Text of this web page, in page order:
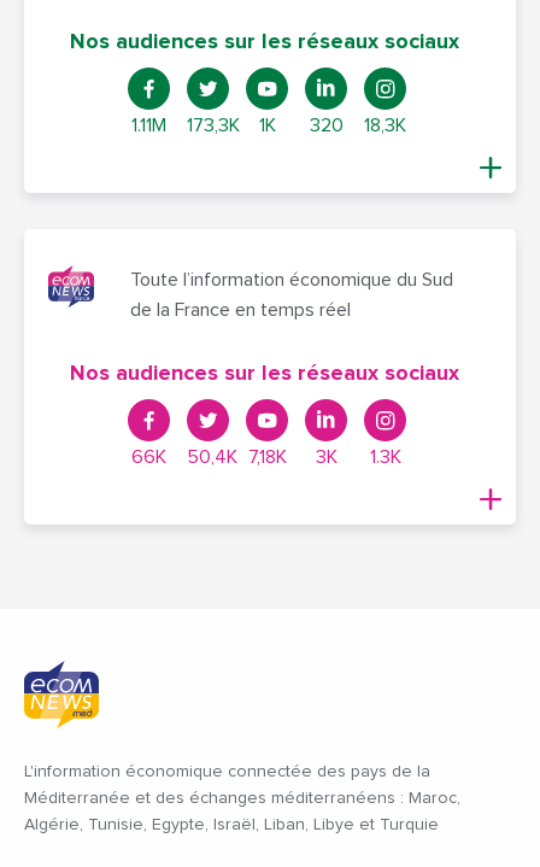
Nos audiences sur les réseaux sociaux
1.11M 173,3K 1K 320 18,3K
Toute l’information économique du Sud
de la France en temps réel
Nos audiences sur les réseaux sociaux
66K 50,4K 7,18K 3K 1.3K
L'information économique connectée des pays de la
Méditerranée et des échanges méditerranéens : Maroc,
Algérie, Tunisie, Egypte, Israël, Liban, Libye et Turquie